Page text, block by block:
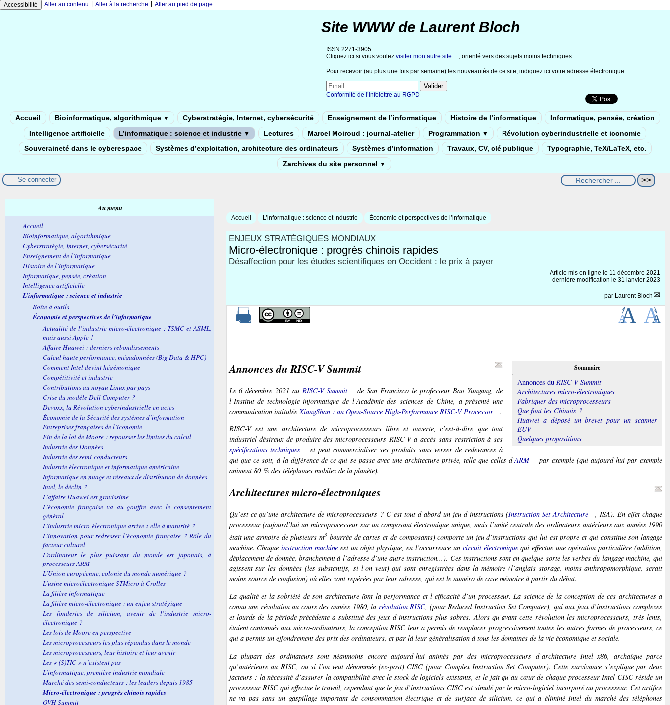
Accessibilité Aller au contenu Aller à la recherche Aller au pied de page
Site WWW de Laurent Bloch
ISSN 2271-3905
Cliquez ici si vous voulez visiter mon autre site , orienté vers des sujets moins techniques.
Pour recevoir (au plus une fois par semaine) les nouveautés de ce site, indiquez ici votre adresse électronique :
Conformité de l’infolettre au RGPD
Accueil Bioinformatique, algorithmique ▼ Cyberstratégie, Internet, cybersécurité Enseignement de l’informatique Histoire de l’informatique
Informatique, pensée, création
Intelligence artificielle
L’informatique : science et industrie ▼ Lectures Marcel Moiroud : journal-atelier Programmation ▼
Révolution cyberindustrielle et iconomie
Souveraineté dans le cyberespace
Systèmes d’exploitation, architecture des ordinateurs Systèmes d’information Travaux, CV, clé publique
Typographie, TeX/LaTeX, etc.
Zarchives du site personnel ▼
Se connecter
Accueil L’informatique : science et industrie Économie et perspectives de l’informatique
ENJEUX STRATÉGIQUES MONDIAUX
Micro-électronique : progrès chinois rapides
Désaffection pour les études scientifiques en Occident : le prix à payer
Article mis en ligne le 11 décembre 2021
dernière modification le 31 janvier 2023
par Laurent Bloch
Sommaire
Annonces du RISC-V Summit
Architectures micro-électroniques
Fabriquer des microprocesseurs
Que font les Chinois ?
Huawei a déposé un brevet pour un scanner
EUV
Quelques propositions
Annonces duRISC-V Summit
Le 6 décembre 2021 au RISC-V Summit
de San Francisco le professeur Bao Yungang, de
l’Institut de technologie informatique de l’Académie des sciences de Chine, a présenté une
communication intitulée XiangShan : an Open-Source High-Performance RISC-V Processor
.
RISC-V est une architecture de microprocesseurs libre et ouverte, c’est-à-dire que tout
industriel désireux de produire des microprocesseurs RISC-V a accès sans restriction à ses
spécifications techniques
et peut commercialiser ses produits sans verser de redevances à
qui que ce soit, à la différence de ce qui se passe avec une architecture privée, telle que celles d’ARM
par exemple (qui aujourd’hui par exemple
animent 80 % des téléphones mobiles de la planète).
Architectures micro-électroniques
Qu’est-ce qu’une architecture de microprocesseurs ? C’est tout d’abord un jeu d’instructions(Instruction Set Architecture
, ISA). En effet chaque
processeur (aujourd’hui un microprocesseur sur un composant électronique unique, mais l’unité centrale des ordinateurs antérieurs aux années 1990
était une armoire de plusieurs m3 bourrée de cartes et de composants) comporte un jeu d’instructions qui lui est propre et qui constitue sonlangage
machine. Chaqueinstruction machine est un objet physique, en l’occurrence un circuit électroniquequi effectue une opération particulière (addition,
déplacement de donnée, branchement à l’adresse d’une autre instruction...). Ces instructionssont en quelque sorte les verbes du langage machine, qui
agissent sur les données(les substantifs, si l’on veut) qui sont enregistrées dans lamémoire (l’anglais storage, moins anthropomorphique, serait
moins source de confusion) où elles sont repérées par leur adresse, qui est le numéro de case mémoire à partir du début.
La qualité et la sobriété de son architecture font la performance et l’efficacité d’un processeur. La science de la conception de ces architectures a
connu une révolution au cours des années 1980, la révolution RISC, (pourReduced Instruction Set Computer), qui aux jeux d’instructions complexes
et lourds de la période précédente a substitué des jeux d’instructions plus sobres. Alors qu’avant cette révolution les microprocesseurs, très lents,
étaient cantonnés aux micro-ordinateurs, la conception RISC leur a permis de remplacer progressivement toutes les autres formes de processeurs, ce
qui a permis un effondrement des prix des ordinateurs, et par là leur généralisation à tous les domaines de la vie économique et sociale.
La plupart des ordinateurs sont néanmoins encore aujourd’hui animés par des microprocesseurs d’architecture Intel x86, archaïque parce
qu’antérieure au RISC, ou si l’on veut dénommée (ex-post) CISC (pour Complex Instruction Set Computer). Cette survivance s’explique par deux
facteurs : la nécessité d’assurer la compatibilité avec le stock de logiciels existants, et le fait qu’au cœur de chaque processeur Intel CISC réside un
processeur RISC qui effectue le travail, cependant que le jeu d’instructions CISC est simulé par le micro-logiciel incorporé au processeur. Cet artifice
ne va pas sans un gaspillage important de consommation électrique et de surface de silicium, ce qui a éliminé Intel du marché des téléphones
Au menu
Accueil
Bioinformatique, algorithmique
Cyberstratégie, Internet, cybersécurité
Enseignement de l’informatique
Histoire de l’informatique
Informatique, pensée, création
Intelligence artificielle
L’informatique : science et industrie
Boîte à outils
Économie et perspectives de l’informatique
Actualité de l’industrie micro-électronique : TSMC et ASML,
mais aussi Apple !
Affaire Huawei : derniers rebondissements
Calcul haute performance, mégadonnées (Big Data & HPC)
Comment Intel devint hégémonique
Compétitivité et industrie
Contributions au noyau Linux par pays
Crise du modèleDell Computer?
Devoxx, la Révolution cyberindustrielle en actes
Économie de la Sécurité des systèmes d’information
Entreprises françaises de l’iconomie
Fin de la loi de Moore : repousser les limites du calcul
Industrie des Données
Industrie des semi-conducteurs
Industrie électronique et informatique américaine
Informatique en nuage et réseaux de distribution de données
Intel, le déclin ?
L’affaire Huawei est gravissime
L’économie française va au gouffre avec le consentement
général
L’industrie micro-électronique arrive-t-elle à maturité ?
L’innovation pour redresser l’économie française ? Rôle du
facteur culturel
L’ordinateur le plus puissant du monde est japonais, à
processeurs ARM
L’Union européenne, colonie du monde numérique ?
L’usine microélectronique STMicro à Crolles
La filière informatique
La filière micro-électronique : un enjeu stratégique
Les fonderies de silicium, avenir de l’industrie micro-
électronique ?
Les lois de Moore en perspective
Les microprocesseurs les plus répandus dans le monde
Les microprocesseurs, leur histoire et leur avenir
Les « (S)TIC » n’existent pas
L’informatique, première industrie mondiale
Marché des semi-conducteurs : les leaders depuis 1985
Micro-électronique : progrès chinois rapides
OVH Summit